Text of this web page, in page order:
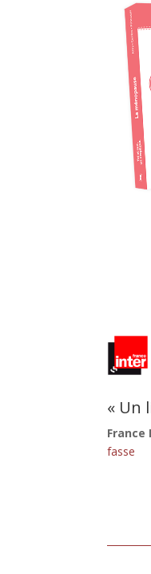
« Un
France
fasse